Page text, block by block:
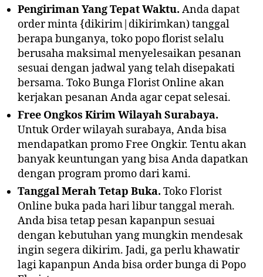
Pengiriman Yang Tepat Waktu. Anda dapat
order minta {dikirim|dikirimkan) tanggal
berapa bunganya, toko popo florist selalu
berusaha maksimal menyelesaikan pesanan
sesuai dengan jadwal yang telah disepakati
bersama. Toko Bunga Florist Online akan
kerjakan pesanan Anda agar cepat selesai.
Free Ongkos Kirim Wilayah Surabaya.
Untuk Order wilayah surabaya, Anda bisa
mendapatkan promo Free Ongkir. Tentu akan
banyak keuntungan yang bisa Anda dapatkan
dengan program promo dari kami.
Tanggal Merah Tetap Buka. Toko Florist
Online buka pada hari libur tanggal merah.
Anda bisa tetap pesan kapanpun sesuai
dengan kebutuhan yang mungkin mendesak
ingin segera dikirim. Jadi, ga perlu khawatir
lagi kapanpun Anda bisa order bunga di Popo